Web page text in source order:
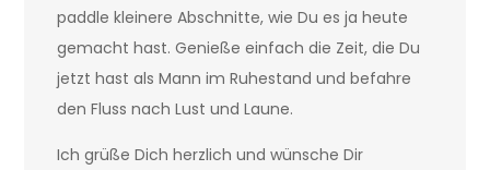
paddle kleinere Abschnitte, wie Du es ja heute
gemacht hast. Genieße einfach die Zeit, die Du
jetzt hast als Mann im Ruhestand und befahre
den Fluss nach Lust und Laune.
Ich grüße Dich herzlich und wünsche Dir